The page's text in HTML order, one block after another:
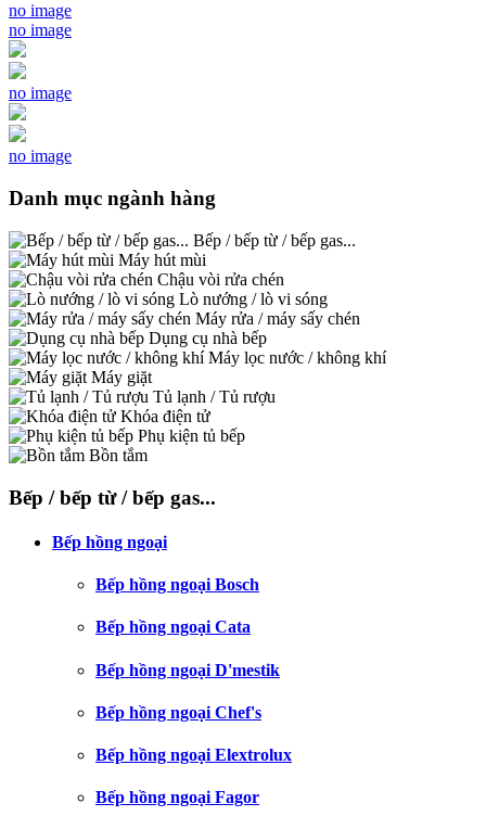
no image
no image
no image
no image
Danh mục ngành hàng
Bếp / bếp từ / bếp gas...
Máy hút mùi
Chậu vòi rửa chén
Lò nướng / lò vi sóng
Máy rửa / máy sấy chén
Dụng cụ nhà bếp
Máy lọc nước / không khí
Máy giặt
Tủ lạnh / Tủ rượu
Khóa điện tử
Phụ kiện tủ bếp
Bồn tắm
Bếp / bếp từ / bếp gas...
Bếp hồng ngoại
Bếp hồng ngoại Bosch
Bếp hồng ngoại Cata
Bếp hồng ngoại D'mestik
Bếp hồng ngoại Chef's
Bếp hồng ngoại Elextrolux
Bếp hồng ngoại Fagor